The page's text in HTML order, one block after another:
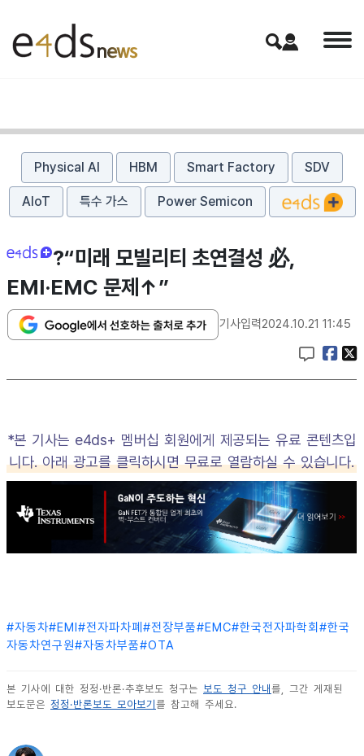
Physical AI HBM Smart Factory SDV
AIoT 특수 가스 Power Semicon
?“미래 모빌리티 초연결성 必,
EMI·EMC 문제↑”
기사입력2024.10.21 11:45
*본 기사는 e4ds+ 멤버십 회원에게 제공되는 유료 콘텐츠입
니다. 아래 광고를 클릭하시면 무료로 열람하실 수 있습니다.
#자동차#EMI#전자파차폐 #전장부품#EMC#한국전자파학회 #한국
자동차연구원#자동차부품#OTA
본 기사에 대한 정정·반론·추후보도 청구는 보도 청구 안내 를, 그간 게재된
보도문은 정정·반론보도 모아보기 를 참고해 주세요.